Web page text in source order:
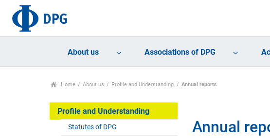
About us Associations of DPG
Home About us Profile and Understanding Annual reports
Profile and Understanding
Statutes of DPG
Annual